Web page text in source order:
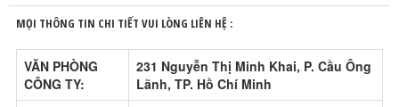
MỌI THÔNG TIN CHI TIẾT VUI LÒNG LIÊN HỆ :
VĂN PHÒNG
CÔNG TY:
231 Nguyễn Thị Minh Khai, P. Cầu Ông
Lãnh, TP. Hồ Chí Minh